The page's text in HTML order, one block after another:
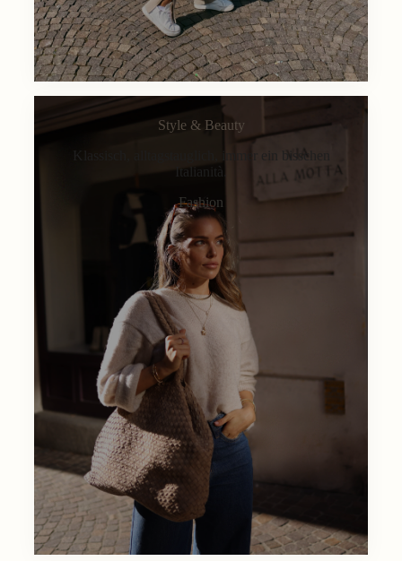
Style & Beauty
Klassisch, alltagstauglich, immer ein bisschen
Italianità.
Fashion